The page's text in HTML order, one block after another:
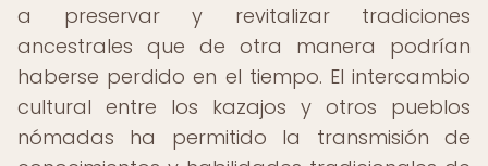
a preservar y revitalizar tradiciones
ancestrales que de otra manera podrían
haberse perdido en el tiempo. El intercambio
cultural entre los kazajos y otros pueblos
nómadas ha permitido la transmisión de